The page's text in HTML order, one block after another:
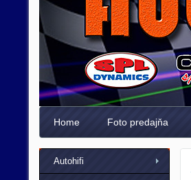
Home Foto predajňa
Autohifi